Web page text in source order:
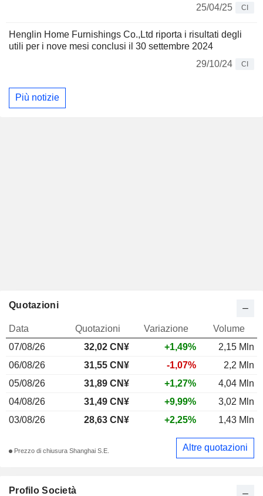
25/04/25 CI
Henglin Home Furnishings Co.,Ltd riporta i risultati degli
utili per i nove mesi conclusi il 30 settembre 2024
29/10/24
CI
Più notizie
Profilo Società
Quotazioni
Data Quotazioni Variazione
Volume
07/08/26
32,02 CN¥ +1,49%
2,15 Mln
06/08/26
31,55 CN¥ -1,07%
2,2 Mln
05/08/26
31,89 CN¥ +1,27%
4,04 Mln
04/08/26
31,49 CN¥ +9,99%
3,02 Mln
03/08/26
28,63 CN¥ +2,25% 1,43 Mln
Prezzo di chiusura Shanghai S.E. Altre quotazioni